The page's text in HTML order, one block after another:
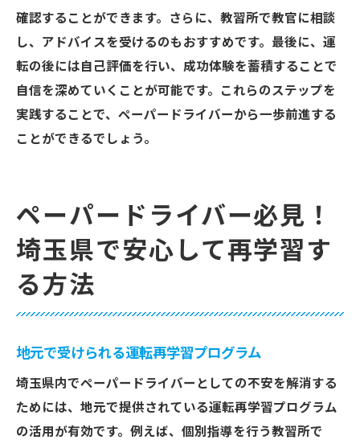
確認することができます。さらに、教習所で教官に相談
し、アドバイスを受けるのもおすすめです。最後に、運
転の後には自己評価を行い、成功体験を蓄積することで
自信を深めていくことが可能です。これらのステップを
実践することで、ペーパードライバーから一歩前進する
ことができるでしょう。
ペーパードライバー必見！
埼玉県で安心して再学習す
る方法
地元で受けられる運転再学習プログラム
埼玉県内でペーパードライバーとしての不安を解消する
ためには、地元で提供されている運転再学習プログラム
の活用が有効です。例えば、個別指導を行う教習所で